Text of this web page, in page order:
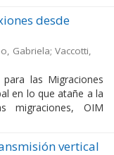
desde
Gabriela; Vaccotti,
las Migraciones
en lo que atañe a la
migraciones, OIM
vertical